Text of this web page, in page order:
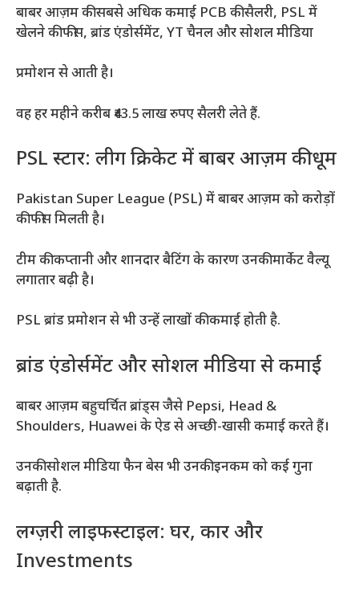
बाबर आज़म की सबसे अधिक कमाई PCB की सैलरी, PSL में
खेलने की फीस, ब्रांड एंडोर्समेंट, YT चैनल और सोशल मीडिया
प्रमोशन से आती है।
वह हर महीने करीब ₹43.5 लाख रुपए सैलरी लेते हैं.
PSL स्टार: लीग क्रिकेट में बाबर आज़म की धूम
Pakistan Super League (PSL) में बाबर आज़म को करोड़ों
की फीस मिलती है।
टीम की कप्तानी और शानदार बैटिंग के कारण उनकी मार्केट वैल्यू
लगातार बढ़ी है।
PSL ब्रांड प्रमोशन से भी उन्हें लाखों की कमाई होती है.
ब्रांड एंडोर्समेंट और सोशल मीडिया से कमाई
बाबर आज़म बहुचर्चित ब्रांड्स जैसे Pepsi, Head &
Shoulders, Huawei के ऐड से अच्छी-खासी कमाई करते हैं।
उनकी सोशल मीडिया फैन बेस भी उनकी इनकम को कई गुना
बढ़ाती है.
लग्ज़री लाइफस्टाइल: घर, कार और
Investments